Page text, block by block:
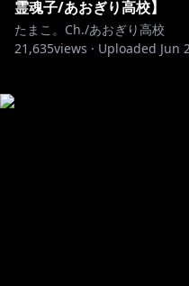
霊魂子/あおぎり高校】
たまこ。Ch./あおぎり高校
21,635views · Uploaded Jun